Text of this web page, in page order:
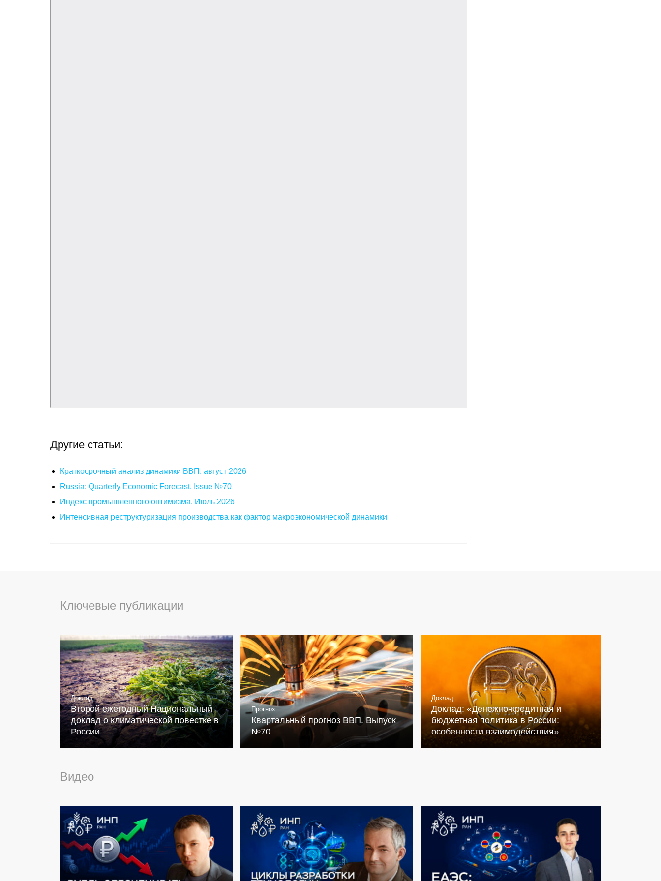
Другие статьи:
Краткосрочный анализ динамики ВВП: август 2026
Russia: Quarterly Economic Forecast. Issue №70
Индекс промышленного оптимизма. Июль 2026
Интенсивная реструктуризация производства как фактор макроэкономической динамики
Ключевые публикации
Доклад
Второй ежегодный Национальный
доклад о климатической повестке в
России
Прогноз
Квартальный прогноз ВВП. Выпуск
№70
Доклад
Доклад: «Денежно-кредитная и
бюджетная политика в России:
особенности взаимодействия»
Видео